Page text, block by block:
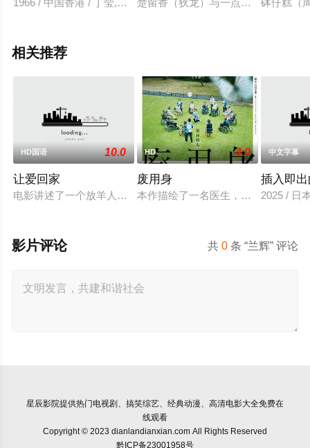
1966 / 中国香港 / 丁莹,丁皓,梁素琴,沈殿霞楚留香（狄龙）与一点红（凌云）自
砵仔糕（
相关推荐
HD国语 10.0
让爱回家
电影讲述了一个放羊人吴鑫，为两只羊和他人发生冲突，失手
HD 4.0
废用身
本作描绘了一名医生，因一种围绕“
中文字幕
插入即
2025 / 日
共0 条 “兰辉” 评论
影片评论
星辰影院提供热门电视剧、搞笑综艺、经典动漫、高清电影大全免费在
线观看
Copyright © 2023 dianlandianxian.com All Rights Reserved
黔ICP备23001958号